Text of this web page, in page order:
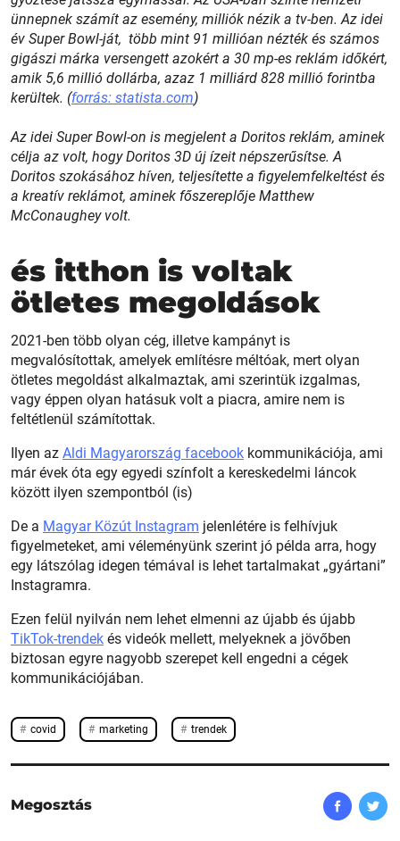
ünnepnek számít az esemény, milliók nézik a tv-ben. Az idei
év Super Bowl-ját, több mint 91 millióan nézték és számos
gigászi márka versengett azokért a 30 mp-es reklám időkért,
amik 5,6 millió dollárba, azaz 1 milliárd 828 millió forintba
kerültek. (forrás: statista.com)
Az idei Super Bowl-on is megjelent a Doritos reklám, aminek
célja az volt, hogy Doritos 3D új ízeit népszerűsítse. A
Doritos szokásához híven, teljesítette a figyelemfelkeltést és
a kreatív reklámot, aminek főszereplője Matthew
McConaughey volt.
és itthon is voltak
ötletes megoldások
2021-ben több olyan cég, illetve kampányt is
megvalósítottak, amelyek említésre méltóak, mert olyan
ötletes megoldást alkalmaztak, ami szerintük izgalmas,
vagy éppen olyan hatásuk volt a piacra, amire nem is
feltétlenül számítottak.
Ilyen az Aldi Magyarország facebook kommunikációja, ami
már évek óta egy egyedi színfolt a kereskedelmi láncok
között ilyen szempontból (is)
De a Magyar Közút Instagram jelenlétére is felhívjuk
figyelmeteket, ami véleményünk szerint jó példa arra, hogy
egy látszólag idegen témával is lehet tartalmakat „gyártani”
Instagramra.
Ezen felül nyilván nem lehet elmenni az újabb és újabb
TikTok-trendek és videók mellett, melyeknek a jövőben
biztosan egyre nagyobb szerepet kell engedni a cégek
kommunikációjában.
covid marketing trendek
Megosztás